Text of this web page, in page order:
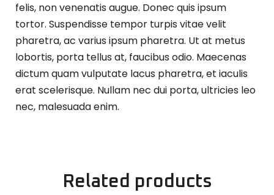
felis, non venenatis augue. Donec quis ipsum
tortor. Suspendisse tempor turpis vitae velit
pharetra, ac varius ipsum pharetra. Ut at metus
lobortis, porta tellus at, faucibus odio. Maecenas
dictum quam vulputate lacus pharetra, et iaculis
erat scelerisque. Nullam nec dui porta, ultricies leo
nec, malesuada enim.
Related products